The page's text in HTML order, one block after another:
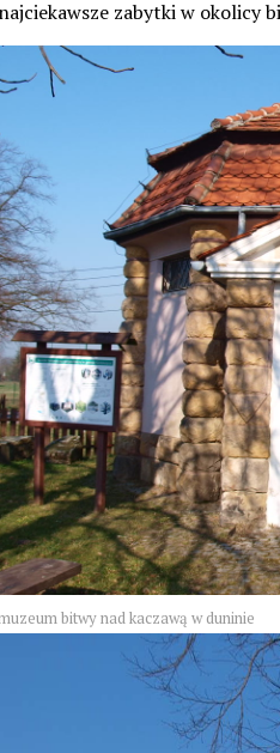
najciekawsze zabytki w okolicy
bitwy nad kaczawą w duninie